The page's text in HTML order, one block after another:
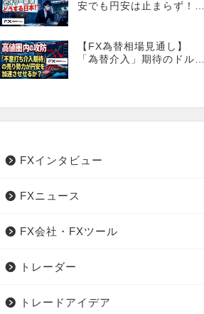
安でも円安は止まらず！こ
【FX為替相場見通し】
「為替介入」期待のドル円
FXインタビュー
FXニュース
FX会社・FXツール
トレーダー
トレードアイデア